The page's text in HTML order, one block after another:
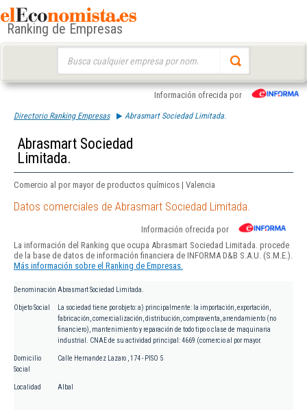
Ranking de Empresas
Información ofrecida por
Directorio Ranking Empresas Abrasmart Sociedad Limitada.
Abrasmart Sociedad
Limitada.
Comercio al por mayor de productos químicos | Valencia
Datos comerciales de Abrasmart Sociedad Limitada.
Información ofrecida por
La información del Ranking que ocupa Abrasmart Sociedad Limitada. procede
de la base de datos de información financiera de INFORMA D&B S.A.U. (S.M.E.).
Más información sobre el Ranking de Empresas.
Denominación Abrasmart Sociedad Limitada.
Objeto Social
La sociedad tiene por objeto: a) principalmente: la importación, exportación,
fabricación, comercialización, distribución, compraventa, arrendamiento (no
financiero), mantenimiento y reparación de todo tipo o clase de maquinaria
industrial. CNAE de su actividad principal: 4669 (comercio al por mayor.
Domicilio
Social
Calle Hernandez Lazaro , 174 - PISO 5
Localidad Albal